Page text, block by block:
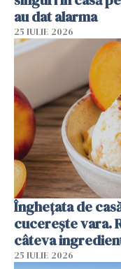
au dat alarma
25 IULIE 2026
Înghețata de
cucerește vara.
câteva
25 IULIE 2026